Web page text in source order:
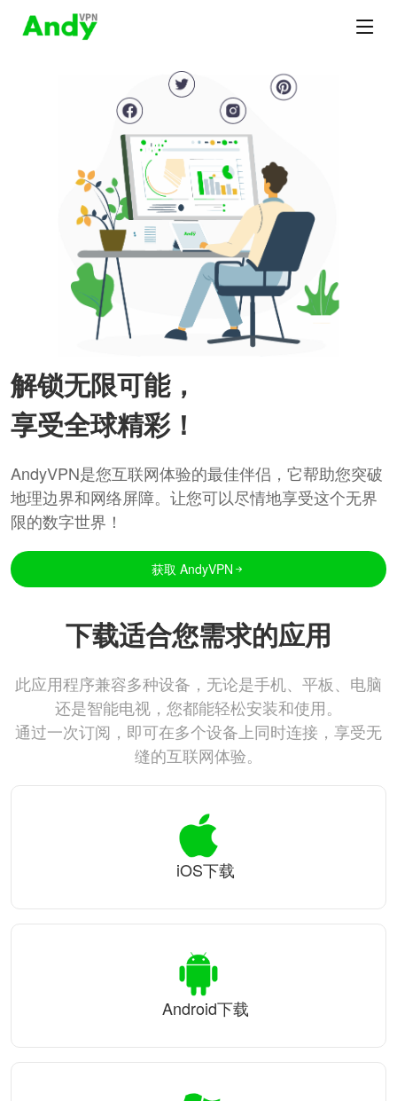
解锁无限可能，
享受全球精彩！
AndyVPN是您互联网体验的最佳伴侣，它帮助您突破
地理边界和网络屏障。让您可以尽情地享受这个无界
限的数字世界！
获取 AndyVPN
下载适合您需求的应用
此应用程序兼容多种设备，无论是手机、平板、电脑
还是智能电视，您都能轻松安装和使用。
通过一次订阅，即可在多个设备上同时连接，享受无
缝的互联网体验。
iOS下载
Android下载